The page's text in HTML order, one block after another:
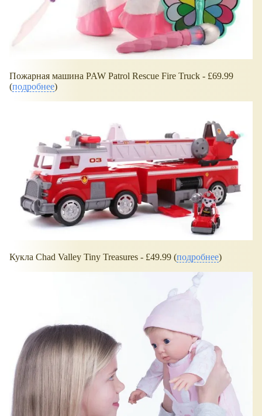
Пожарная машина PAW Patrol Rescue Fire Truck - £69.99
(подробнее)
Кукла Chad Valley Tiny Treasures - £49.99 (подробнее)